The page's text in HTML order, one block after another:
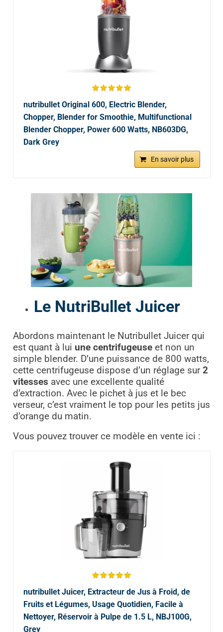
nutribullet Original 600, Electric Blender,
Chopper, Blender for Smoothie, Multifunctional
Blender Chopper, Power 600 Watts, NB603DG,
Dark Grey
En savoir plus
Le NutriBullet Juicer
Abordons maintenant le Nutribullet Juicer qui
est quant à lui une centrifugeuseet non un
simple blender. D’une puissance de 800 watts,
cette centrifugeuse dispose d’un réglage sur2
vitesses avec une excellente qualité
d’extraction. Avec le pichet à jus et le bec
verseur, c’est vraiment le top pour les petits jus
d’orange du matin.
Vous pouvez trouver ce modèle en vente ici :
nutribullet Juicer, Extracteur de Jus à Froid, de
Fruits et Légumes, Usage Quotidien, Facile à
Nettoyer, Réservoir à Pulpe de 1.5 L, NBJ100G,
Grey